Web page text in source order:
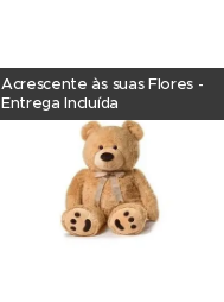
Acrescente às suas Flores -
Entrega Incluída